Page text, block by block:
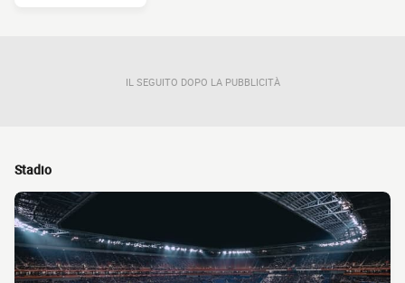
IL SEGUITO DOPO LA PUBBLICITÀ
Stadio